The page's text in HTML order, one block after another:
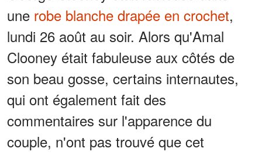
une robe blanche drapée en crochet,
lundi 26 août au soir. Alors qu'Amal
Clooney était fabuleuse aux côtés de
son beau gosse, certains internautes,
qui ont également fait des
commentaires sur l'apparence du
couple, n'ont pas trouvé que cet